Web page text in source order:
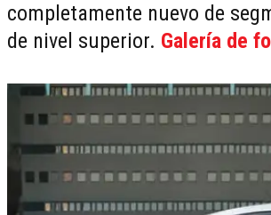
completamente nuevo de
de nivel superior. Galería de